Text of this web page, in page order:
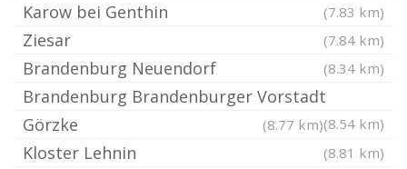
Karow bei Genthin (7.83 km)
Ziesar (7.84 km)
Brandenburg Neuendorf (8.34 km)
Brandenburg Brandenburger Vorstadt
(8.54 km)
Görzke (8.77 km)
Kloster Lehnin (8.81 km)